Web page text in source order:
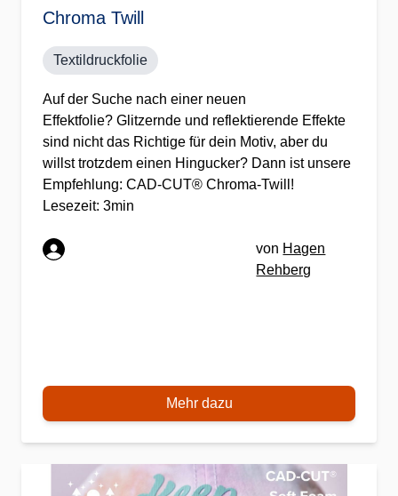
Chroma Twill
Textildruckfolie
Auf der Suche nach einer neuen
Effektfolie? Glitzernde und reflektierende Effekte
sind nicht das Richtige für dein Motiv, aber du
willst trotzdem einen Hingucker? Dann ist unsere
Empfehlung: CAD-CUT® Chroma-Twill !
Lesezeit: 3min
von Hagen
Rehberg
Mehr dazu